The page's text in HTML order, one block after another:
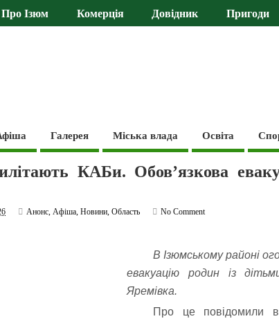
Про Ізюм Комерція Довідник Пригоди
Галерея Міська влада Освіта
КАБи. Обов’язкова
Анонс,Афіша,Новини,Область
No Comment
В Ізюмському районі
евакуацію родин із
Яремівка.
Про це повідомили в